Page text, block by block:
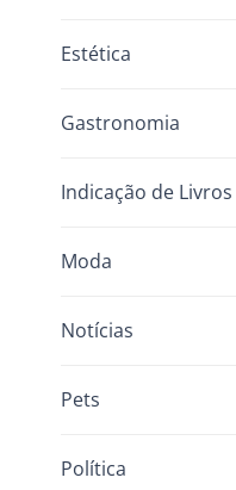
Estética
Gastronomia
Indicação de Livros
Moda
Notícias
Pets
Política